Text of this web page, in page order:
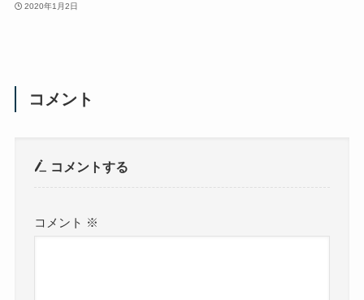
2020年1月2日
コメント
コメントする
コメント ※